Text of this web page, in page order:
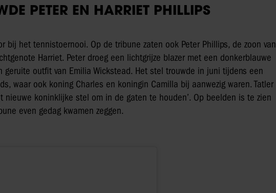
PETER EN HARRIET PHILLIPS
bij het tennistoernooi. Op de tribune zaten ook Peter Phillips, de zoon van
Harriet. Peter droeg een lichtgrijze blazer met een donkerblauwe
geruite outfit van Emilia Wickstead. Het stel trouwde in juni tijdens een
waar ook koning Charles en koningin Camilla bij aanwezig waren. Tatler
nieuwe koninklijke stel om in de gaten te houden’. Op beelden is te zien
even gedag kwamen zeggen.